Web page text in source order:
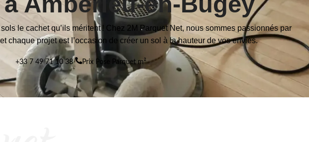
le cachet qu’ils méritent ! Chez 2M Parquet Net, nous sommes passionnés par
chaque projet est l’occasion de créer un sol à la hauteur de vos envies.
+33 7 49 71 10 38 Prix Pose Parquet m²